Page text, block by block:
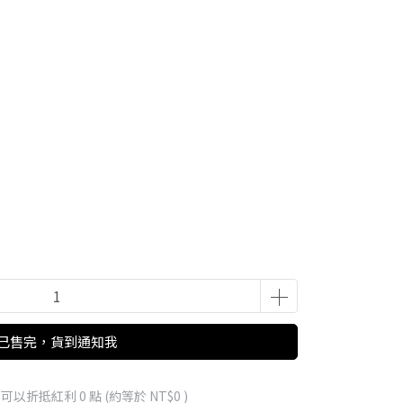
售完，貨到通知我
以折抵紅利 0 點 (約等於 NT$0 )